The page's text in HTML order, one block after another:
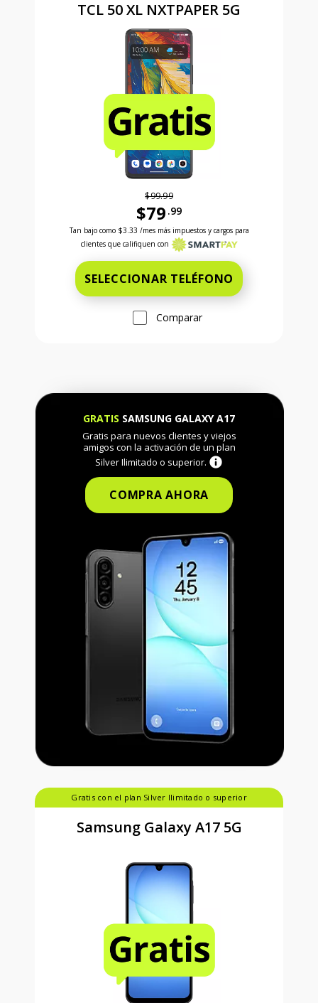
TCL 50 XL NXTPAPER 5G
$99.99
$79 .99
Antes el precio era 99 dollars and 99 cents Ahora
Tan bajo como $3.33 /mes más impuestos y cargos para
clientes que califiquen con
SELECCIONAR TELÉFONO
Comparar
GRATIS SAMSUNG GALAXY A17
Gratis para nuevos clientes y viejos
amigos con la activación de un plan
Silver Ilimitado o superior.
COMPRA AHORA
Gratis con el plan Silver Ilimitado o superior
Samsung Galaxy A17 5G